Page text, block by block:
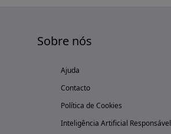
Sobre nós
Ajuda
Contacto
Política de Cookies
Inteligência Artificial Responsável